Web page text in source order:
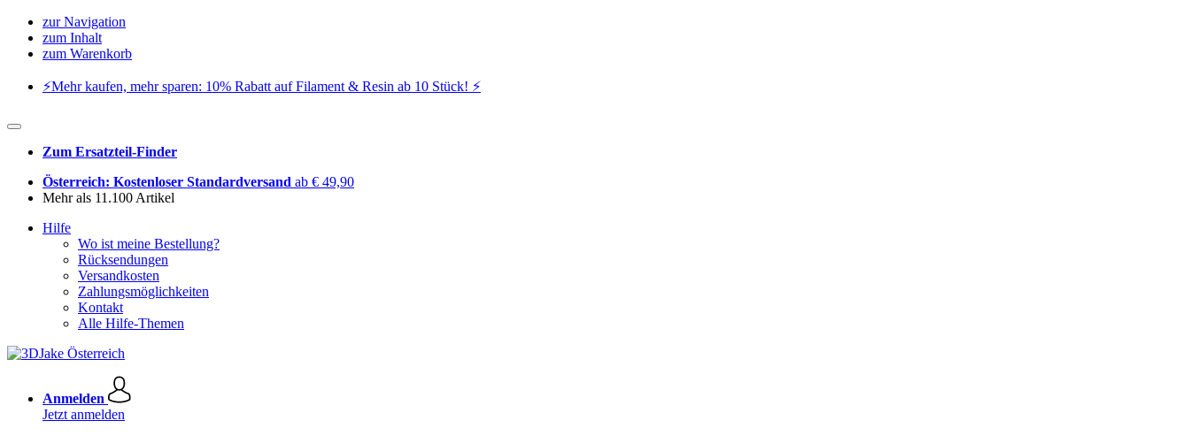
zur Navigation
zum Inhalt
zum Warenkorb
⚡️Mehr kaufen, mehr sparen: 10% Rabatt auf Filament & Resin ab 10 Stück! ⚡️
Zum Ersatzteil-Finder
Österreich: Kostenloser Standardversand ab € 49,90
Mehr als 11.100 Artikel
Hilfe
Wo ist meine Bestellung?
Rücksendungen
Versandkosten
Zahlungsmöglichkeiten
Kontakt
Alle Hilfe-Themen
Anmelden
Jetzt anmelden